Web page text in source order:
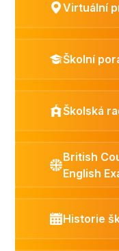
Virtuální
Školní
Školská
British
English
Historie